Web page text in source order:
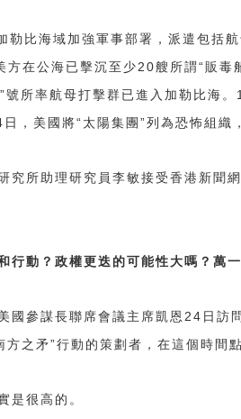
勒比海域加強軍事部署，派遣包括航
方在公海已擊沉至少 20艘所謂“ 販毒
”號所率航母打擊群已進入加勒比海。
日，美國將“ 太陽集團 ”列為恐怖組織
究所助理研究員李敏接受香港新聞
動？政權更迭的可能性大嗎？萬
國參謀長聯席會議主席凱恩 24 日訪
方之矛”行動的策劃者，在這個時間
是很高的。